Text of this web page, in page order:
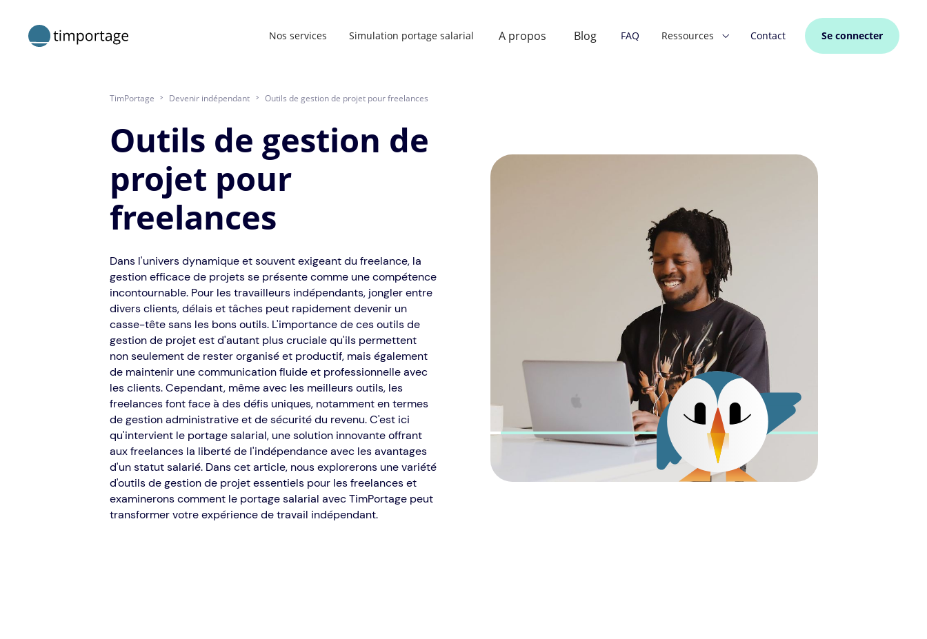
Nos services Simulation portage salarial A propos Blog FAQ Ressources Contact Se connecter
TimPortage > Devenir indépendant > Outils de gestion de projet pour freelances
Outils de gestion de
projet pour
freelances
Dans l'univers dynamique et souvent exigeant du freelance, la
gestion efficace de projets se présente comme une compétence
incontournable. Pour les travailleurs indépendants, jongler entre
divers clients, délais et tâches peut rapidement devenir un
casse-tête sans les bons outils. L'importance de ces outils de
gestion de projet est d'autant plus cruciale qu'ils permettent
non seulement de rester organisé et productif, mais également
de maintenir une communication fluide et professionnelle avec
les clients. Cependant, même avec les meilleurs outils, les
freelances font face à des défis uniques, notamment en termes
de gestion administrative et de sécurité du revenu. C'est ici
qu'intervient le portage salarial, une solution innovante offrant
aux freelances la liberté de l'indépendance avec les avantages
d'un statut salarié. Dans cet article, nous explorerons une variété
d'outils de gestion de projet essentiels pour les freelances et
examinerons comment le portage salarial avec TimPortage peut
transformer votre expérience de travail indépendant.